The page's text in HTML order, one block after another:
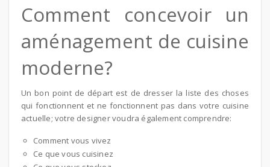
Comment concevoir un
aménagement de cuisine
moderne?
Un bon point de départ est de dresser la liste des choses
qui fonctionnent et ne fonctionnent pas dans votre cuisine
actuelle; votre designer voudra également comprendre:
Comment vous vivez
Ce que vous cuisinez